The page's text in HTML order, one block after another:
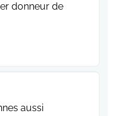
donneur de
aussi